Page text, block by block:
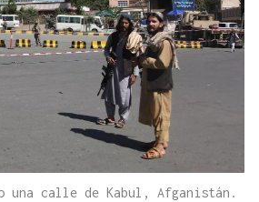
una calle de Kabul, Afganistán.